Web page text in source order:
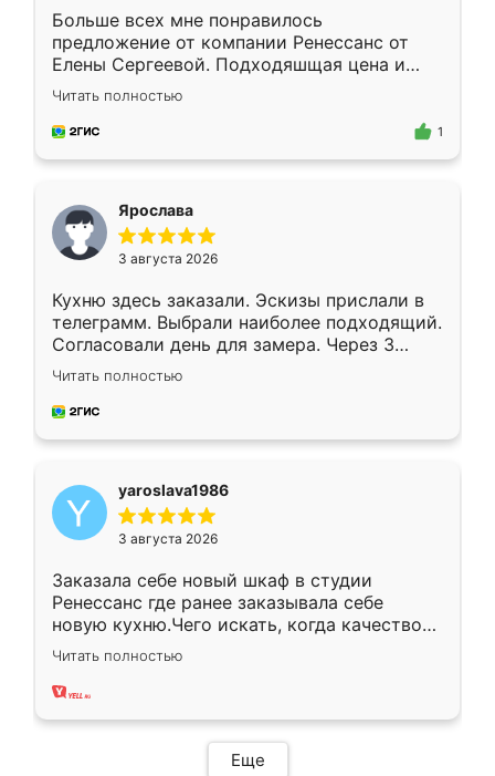
Больше всех мне понравилось
предложение от компании Ренессанс от
Елены Сергеевой. Подходяшщая цена и
короткие сроки изготовления. Приехавший
для замера сотрудник Владислав
предложил по моему эскизу самый
Читать полностью
1
Ярослава
3 августа 2026
Кухню здесь заказали. Эскизы прислали в
телеграмм. Выбрали наиболее подходящий.
Согласовали день для замера. Через 3
недели кухня была уже готова. Остались
довольны работой. Спасибо Ренессанс
мебель за качественную работу!
Читать полностью
yaroslava1986
3 августа 2026
Заказала себе новый шкаф в студии
Ренессанс где ранее заказывала себе
новую кухню.Чего искать, когда качеством
вполне довольна. Служит кухня уже почти
два года, нареканий нет.
Читать полностью
Еще